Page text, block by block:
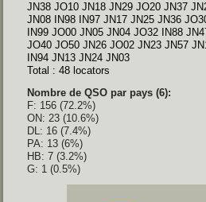
JN38 JO10 JN18 JN29 JO20 JN37
JN08 IN98 IN97 JN17 JN25 JN36
IN99 JO00 JN05 JN04 JO32 IN88
JO40 JO50 JN26 JO02 JN23 JN57
IN94 JN13 JN24 JN03
Total : 48 locators
Nombre de QSO par pays (6):
F: 156 (72.2%)
ON: 23 (10.6%)
DL: 16 (7.4%)
PA: 13 (6%)
HB: 7 (3.2%)
G: 1 (0.5%)